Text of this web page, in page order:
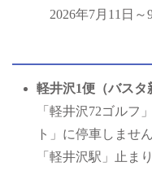
2026年7月11日～
軽井沢1便（バスタ
「軽井沢72ゴルフ
ト」に停車しません
「軽井沢駅」止ま